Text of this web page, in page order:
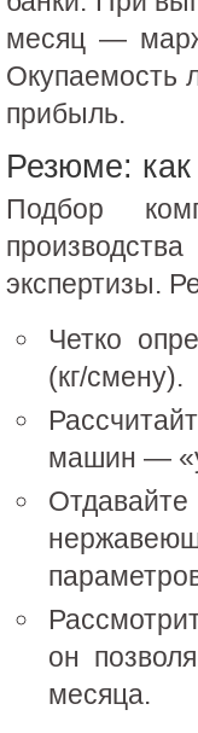
месяц —
Окупаемость
прибыль.
Резюме:
Подбор
экспертизы.
Четко
(кг/смену).
машин —
он
месяца.